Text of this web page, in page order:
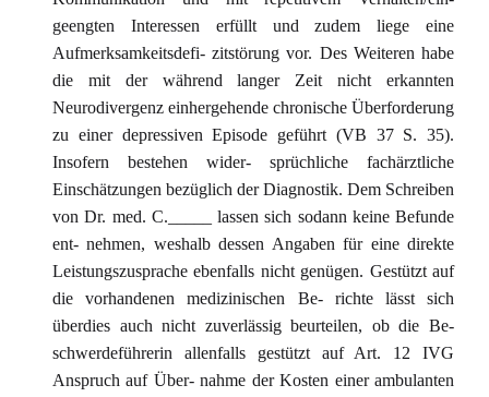
geengten Interessen erfüllt und zudem liege eine
Aufmerksamkeitsdefi- zitstörung vor. Des Weiteren habe
die mit der während langer Zeit nicht erkannten
Neurodivergenz einhergehende chronische Überforderung
zu einer depressiven Episode geführt (VB 37 S. 35).
Insofern bestehen wider- sprüchliche fachärztliche
Einschätzungen bezüglich der Diagnostik. Dem Schreiben
von Dr. med. C._____ lassen sich sodann keine Befunde
ent- nehmen, weshalb dessen Angaben für eine direkte
Leistungszusprache ebenfalls nicht genügen. Gestützt auf
die vorhandenen medizinischen Be- richte lässt sich
überdies auch nicht zuverlässig beurteilen, ob die Be-
schwerdeführerin allenfalls gestützt auf Art. 12 IVG
Anspruch auf Über- nahme der Kosten einer ambulanten